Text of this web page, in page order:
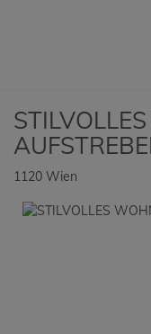
1120 Wien